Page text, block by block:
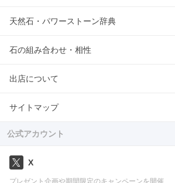
天然石・パワーストーン辞典
石の組み合わせ・相性
出店について
サイトマップ
公式アカウント
X
プレゼント企画や期間限定のキャンペーンを開催